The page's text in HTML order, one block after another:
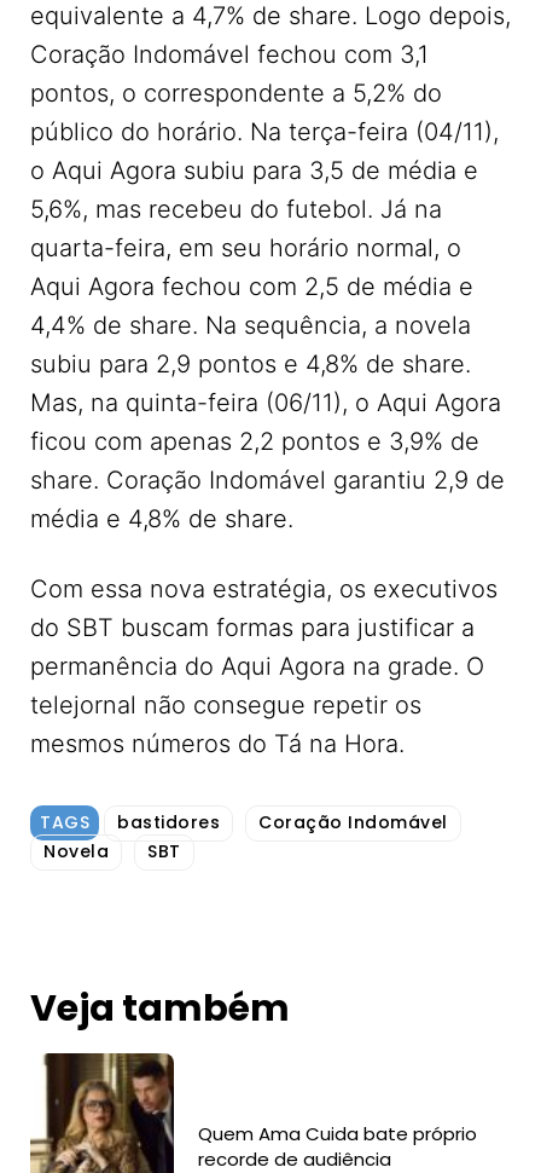
equivalente a 4,7% de share. Logo depois,
Coração Indomável fechou com 3,1
pontos, o correspondente a 5,2% do
público do horário. Na terça-feira (04/11),
o Aqui Agora subiu para 3,5 de média e
5,6%, mas recebeu do futebol. Já na
quarta-feira, em seu horário normal, o
Aqui Agora fechou com 2,5 de média e
4,4% de share. Na sequência, a novela
subiu para 2,9 pontos e 4,8% de share.
Mas, na quinta-feira (06/11), o Aqui Agora
ficou com apenas 2,2 pontos e 3,9% de
share. Coração Indomável garantiu 2,9 de
média e 4,8% de share.
Com essa nova estratégia, os executivos
do SBT buscam formas para justificar a
permanência do Aqui Agora na grade. O
telejornal não consegue repetir os
mesmos números do Tá na Hora.
TAGS bastidores
Coração Indomável
Novela
SBT
Veja também
Quem Ama Cuida bate próprio
recorde de audiência